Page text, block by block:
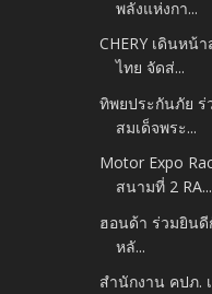
พลังแห่งกา...
CHERY เดินหน้
ไทย จัดส่...
ทิพยประกันภัย ร่
สมเด็จพระ...
Motor Expo
สนามที่ 2 RA...
ฮอนด้า ร่วมยินดี
หลั...
สำนักงาน คปภ.